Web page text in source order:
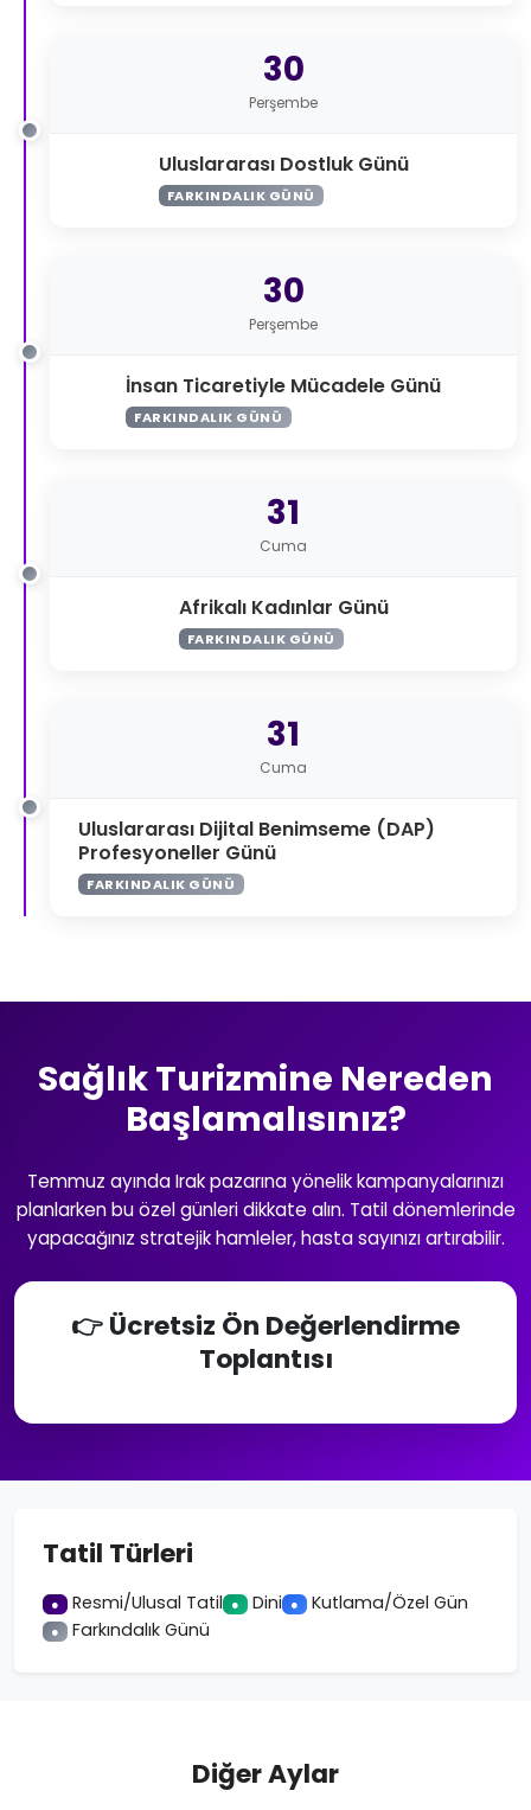
30
Perşembe
Uluslararası Dostluk Günü
FARKINDALIK GÜNÜ
30
Perşembe
İnsan Ticaretiyle Mücadele Günü
FARKINDALIK GÜNÜ
31
Cuma
Afrikalı Kadınlar Günü
FARKINDALIK GÜNÜ
31
Cuma
Uluslararası Dijital Benimseme (DAP)
Profesyoneller Günü
FARKINDALIK GÜNÜ
Sağlık Turizmine Nereden
Başlamalısınız?
Temmuz ayında Irak pazarına yönelik kampanyalarınızı
planlarken bu özel günleri dikkate alın. Tatil dönemlerinde
yapacağınız stratejik hamleler, hasta sayınızı artırabilir.
👉 Ücretsiz Ön Değerlendirme
Toplantısı
Tatil Türleri
● Resmi/Ulusal Tatil ● Dini ● Kutlama/Özel Gün
● Farkındalık Günü
Diğer Aylar